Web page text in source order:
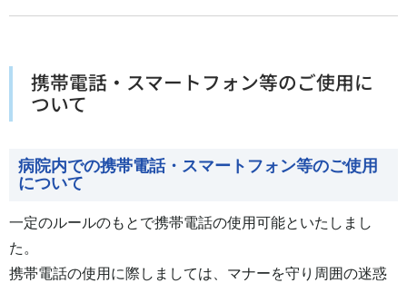
携帯電話・スマートフォン等のご使用に
ついて
病院内での携帯電話・スマートフォン等のご使用
について
一定のルールのもとで携帯電話の使用可能といたしまし
た。
携帯電話の使用に際しましては、マナーを守り周囲の迷惑